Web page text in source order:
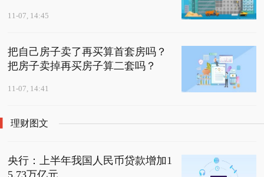
11-07, 14:45
把自己房子卖了再买算首套房吗？
把房子卖掉再买房子算二套吗？
11-07, 14:41
理财图文
央行：上半年我国人民币贷款增加1